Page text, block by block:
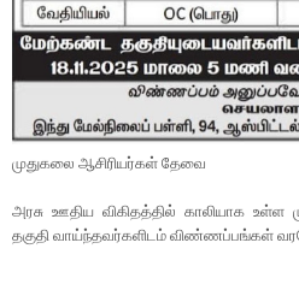
முதுகலை ஆசிரியர்கள் தேவை
அரசு ஊதிய விகிதத்தில் காலியாக உள்ள
தகுதி வாய்ந்தவர்களிடம் விண்ணப்பங்கள்